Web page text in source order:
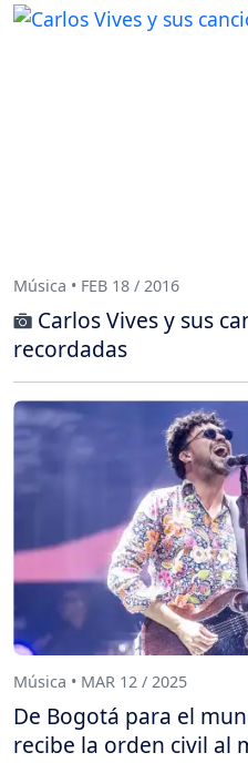
Música • FEB 18 / 2016
Carlos Vives y sus
recordadas
Música • MAR 12 / 2025
De Bogotá para el
recibe la orden civil al